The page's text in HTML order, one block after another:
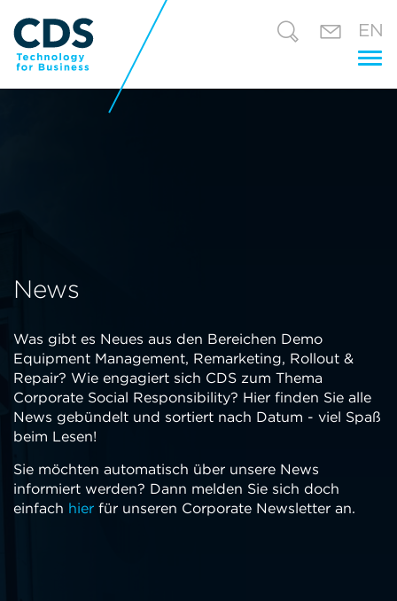
EN
News
Was gibt es Neues aus den Bereichen Demo
Equipment Management, Remarketing, Rollout &
Repair? Wie engagiert sich CDS zum Thema
Corporate Social Responsibility? Hier finden Sie alle
News gebündelt und sortiert nach Datum - viel Spaß
beim Lesen!
Sie möchten automatisch über unsere News
informiert werden? Dann melden Sie sich doch
einfach hier für unseren Corporate Newsletter an.